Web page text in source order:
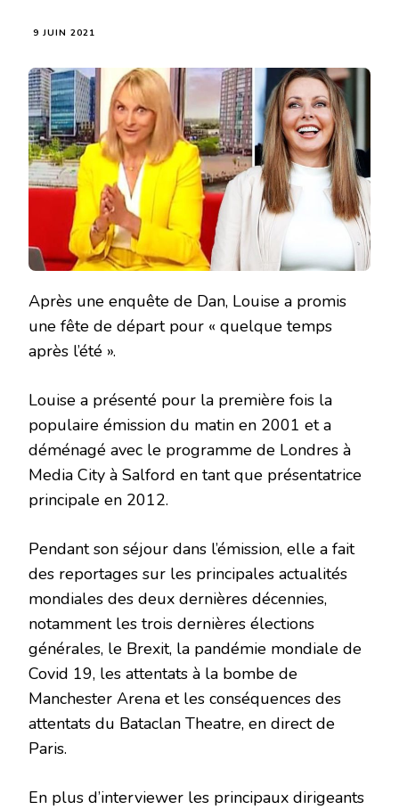
9 JUIN 2021
Après une enquête de Dan, Louise a promis
une fête de départ pour « quelque temps
après l’été ».
Louise a présenté pour la première fois la
populaire émission du matin en 2001 et a
déménagé avec le programme de Londres à
Media City à Salford en tant que présentatrice
principale en 2012.
Pendant son séjour dans l’émission, elle a fait
des reportages sur les principales actualités
mondiales des deux dernières décennies,
notamment les trois dernières élections
générales, le Brexit, la pandémie mondiale de
Covid 19, les attentats à la bombe de
Manchester Arena et les conséquences des
attentats du Bataclan Theatre, en direct de
Paris.
En plus d’interviewer les principaux dirigeants